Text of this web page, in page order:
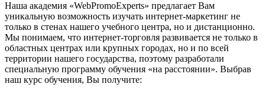
Наша академия «WebPromoExperts» предлагает Вам
уникальную возможность изучать интернет-маркетинг не
только в стенах нашего учебного центра, но и дистанционно.
Мы понимаем, что интернет-торговля развивается не только в
областных центрах или крупных городах, но и по всей
территории нашего государства, поэтому разработали
специальную программу обучения «на расстоянии». Выбрав
наш курс обучения, Вы получите: